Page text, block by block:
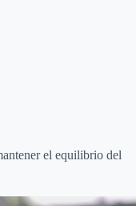
el equilibrio del